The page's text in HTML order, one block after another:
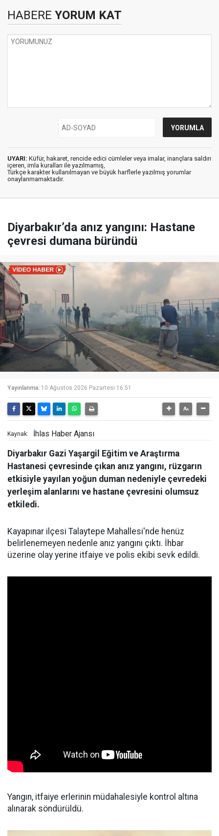
HABERE YORUM KAT
UYARI: Küfür, hakaret, rencide edici cümleler veya imalar, inançlara saldırı
içeren, imla kuralları ile yazılmamış,
Türkçe karakter kullanılmayan ve büyük harflerle yazılmış yorumlar
onaylanmamaktadır.
Diyarbakır’da anız yangını: Hastane
çevresi dumana büründü
Yayınlanma: 10 Ağustos 2026 Pazartesi 16:51
Kaynak: İhlas Haber Ajansı
Diyarbakır Gazi Yaşargil Eğitim ve Araştırma
Hastanesi çevresinde çıkan anız yangını, rüzgarın
etkisiyle yayılan yoğun duman nedeniyle çevredeki
yerleşim alanlarını ve hastane çevresini olumsuz
etkiledi.
Kayapınar ilçesi Talaytepe Mahallesi'nde henüz
belirlenemeyen nedenle anız yangını çıktı. İhbar
üzerine olay yerine itfaiye ve polis ekibi sevk edildi.
Yangın, itfaiye erlerinin müdahalesiyle kontrol altına
alınarak söndürüldü.